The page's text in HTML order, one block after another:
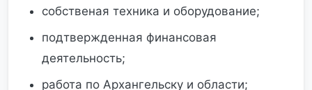
собственая техника и оборудование;
подтвержденная финансовая
деятельность;
работа по Архангельску и области;